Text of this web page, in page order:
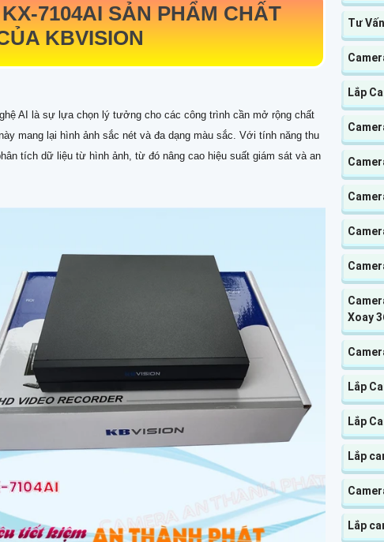
KX-7104AI SẢN PHẨM CHẤT
KBVISION
AI là sự lựa chọn lý tưởng cho các công trình cần mở rộng chất
mang lại hình ảnh sắc nét và đa dạng màu sắc. Với tính năng thu
tích dữ liệu từ hình ảnh, từ đó nâng cao hiệu suất giám sát và an
Tư
Lắp
Xoay
Lắp
Lắp
Lắp
Lắp